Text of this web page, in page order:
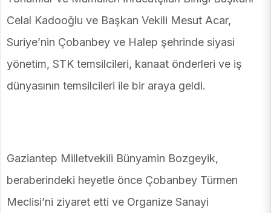
Celal Kadooğlu ve Başkan Vekili Mesut Acar,
Suriye’nin Çobanbey ve Halep şehrinde siyasi
yönetim, STK temsilcileri, kanaat önderleri ve iş
dünyasının temsilcileri ile bir araya geldi.
Gaziantep Milletvekili Bünyamin Bozgeyik,
beraberindeki heyetle önce Çobanbey Türmen
Meclisi’ni ziyaret etti ve Organize Sanayi